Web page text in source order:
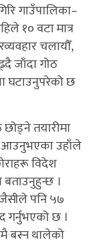
गाउँपालिका–
१० वटा मात्र
चलायौँ,
जाँदा गोठ
घटाउनुपरेको छ
तयारीमा
आउनुभएका उहाँले
विदेश
।
जैसीले पनि ५७
गर्नुभएको छ ।
बस्न थालेको